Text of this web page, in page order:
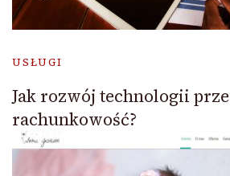
USŁUGI
Jak rozwój technologii
rachunkowość?